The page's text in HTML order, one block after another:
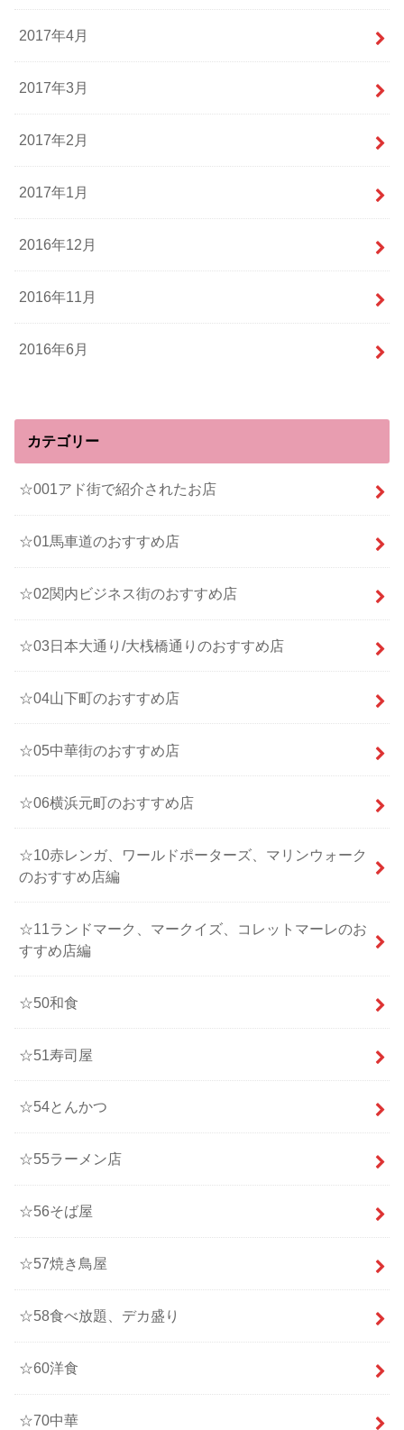
2017年4月
2017年3月
2017年2月
2017年1月
2016年12月
2016年11月
2016年6月
カテゴリー
☆001アド街で紹介されたお店
☆01馬車道のおすすめ店
☆02関内ビジネス街のおすすめ店
☆03日本大通り/大桟橋通りのおすすめ店
☆04山下町のおすすめ店
☆05中華街のおすすめ店
☆06横浜元町のおすすめ店
☆10赤レンガ、ワールドポーターズ、マリンウォーク
のおすすめ店編
☆11ランドマーク、マークイズ、コレットマーレのお
すすめ店編
☆50和食
☆51寿司屋
☆54とんかつ
☆55ラーメン店
☆56そば屋
☆57焼き鳥屋
☆58食べ放題、デカ盛り
☆60洋食
☆70中華